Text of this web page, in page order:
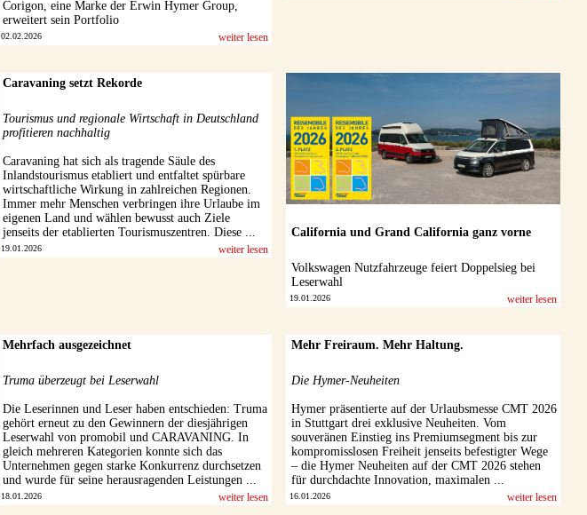
Corigon, eine Marke der Erwin Hymer Group,
erweitert sein Portfolio
02.02.2026 weiter lesen
Caravaning setzt Rekorde
Tourismus und regionale Wirtschaft in Deutschland
profitieren nachhaltig
Caravaning hat sich als tragende Säule des
Inlandstourismus etabliert und entfaltet spürbare
wirtschaftliche Wirkung in zahlreichen Regionen.
Immer mehr Menschen verbringen ihre Urlaube im
eigenen Land und wählen bewusst auch Ziele
jenseits der etablierten Tourismuszentren. Diese ...
19.01.2026 weiter lesen
California und Grand California ganz vorne
Volkswagen Nutzfahrzeuge feiert Doppelsieg bei
Leserwahl
19.01.2026 weiter lesen
Mehrfach ausgezeichnet
Truma überzeugt bei Leserwahl
Die Leserinnen und Leser haben entschieden: Truma
gehört erneut zu den Gewinnern der diesjährigen
Leserwahl von promobil und CARAVANING. In
gleich mehreren Kategorien konnte sich das
Unternehmen gegen starke Konkurrenz durchsetzen
und wurde für seine herausragenden Leistungen ...
18.01.2026 weiter lesen
Mehr Freiraum. Mehr Haltung.
Die Hymer-Neuheiten
Hymer präsentierte auf der Urlaubsmesse CMT 2026
in Stuttgart drei exklusive Neuheiten. Vom
souveränen Einstieg ins Premiumsegment bis zur
kompromisslosen Freiheit jenseits befestigter Wege
– die Hymer Neuheiten auf der CMT 2026 stehen
für durchdachte Innovation, maximalen ...
16.01.2026 weiter lesen